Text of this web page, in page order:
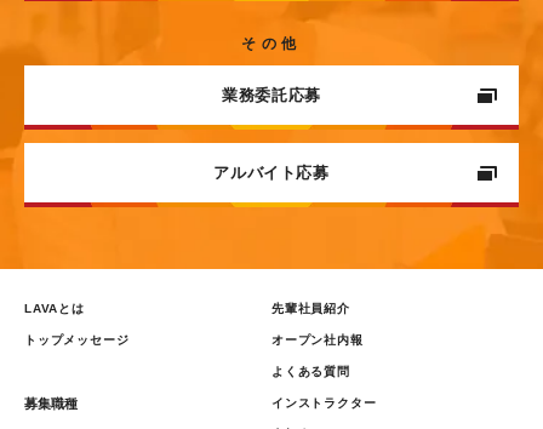
（LAVAグループ 企画ビジネス職）
エントリー（企画ビジネス職）
その他
業務委託応募
アルバイト応募
LAVAとは
トップメッセージ
先輩社員紹介
オープン社内報
よくある質問
募集職種 インストラクター